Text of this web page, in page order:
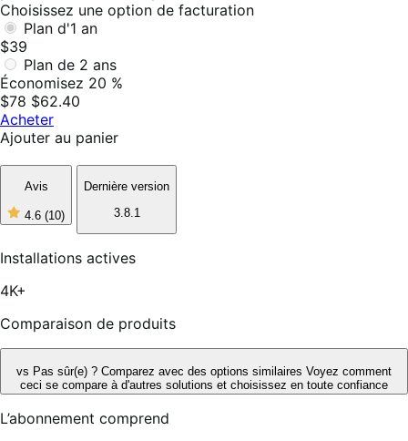
Choisissez une option de facturation
Plan d'1 an
$39
Plan de 2 ans
Économisez 20 %
$78 $62.40
Acheter
Ajouter au panier
Avis
4.6 (10)
4
sur
Dernière version
3.8.1
Installations actives
4K+
Comparaison de produits
vs Pas sûr(e) ? Comparez avec des options similaires Voyez comment
ceci se compare à d'autres solutions et choisissez en toute confiance
L’abonnement comprend